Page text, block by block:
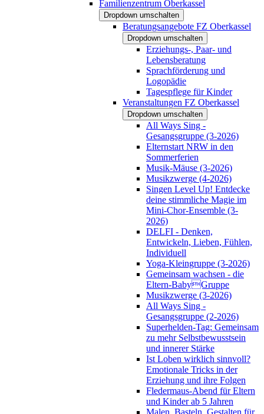
Familienzentrum Oberkassel
Dropdown umschalten
Beratungsangebote FZ Oberkassel
Dropdown umschalten
Erziehungs-, Paar- und
Lebensberatung
Sprachförderung und
Logopädie
Tagespflege für Kinder
Veranstaltungen FZ Oberkassel
Dropdown umschalten
All Ways Sing -
Gesangsgruppe (3-2026)
Elternstart NRW in den
Sommerferien
Musik-Mäuse (3-2026)
Musikzwerge (4-2026)
Singen Level Up! Entdecke
deine stimmliche Magie im
Mini-Chor-Ensemble (3-
2026)
DELFI - Denken,
Entwickeln, Lieben, Fühlen,
Individuell
Yoga-Kleingruppe (3-2026)
Gemeinsam wachsen - die
Eltern-BabyGruppe
Musikzwerge (3-2026)
All Ways Sing -
Gesangsgruppe (2-2026)
Superhelden-Tag: Gemeinsam
zu mehr Selbstbewusstsein
und innerer Stärke
Ist Loben wirklich sinnvoll?
Emotionale Tricks in der
Erziehung und ihre Folgen
Fledermaus-Abend für Eltern
und Kinder ab 5 Jahren
Malen, Basteln, Gestalten für